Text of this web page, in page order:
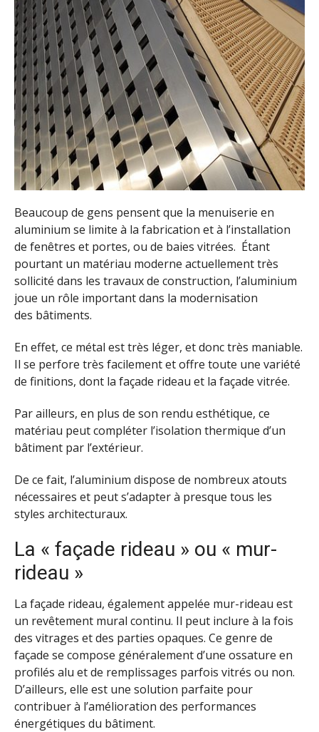
Beaucoup de gens pensent que la menuiserie en
aluminium se limite à la fabrication et à l’installation
de fenêtres et portes, ou de baies vitrées. Étant
pourtant un matériau moderne actuellement très
sollicité dans les travaux de construction, l’aluminium
joue un rôle important dans la modernisation
des bâtiments.
En effet, ce métal est très léger, et donc très maniable.
Il se perfore très facilement et offre toute une variété
de finitions, dont la façade rideau et la façade vitrée.
Par ailleurs, en plus de son rendu esthétique, ce
matériau peut compléter l’isolation thermique d’un
bâtiment par l’extérieur.
De ce fait, l’aluminium dispose de nombreux atouts
nécessaires et peut s’adapter à presque tous les
styles architecturaux.
La « façade rideau » ou « mur-
rideau »
La façade rideau, également appelée mur-rideau est
un revêtement mural continu. Il peut inclure à la fois
des vitrages et des parties opaques. Ce genre de
façade se compose généralement d’une ossature en
profilés alu et de remplissages parfois vitrés ou non.
D’ailleurs, elle est une solution parfaite pour
contribuer à l’amélioration des performances
énergétiques du bâtiment.